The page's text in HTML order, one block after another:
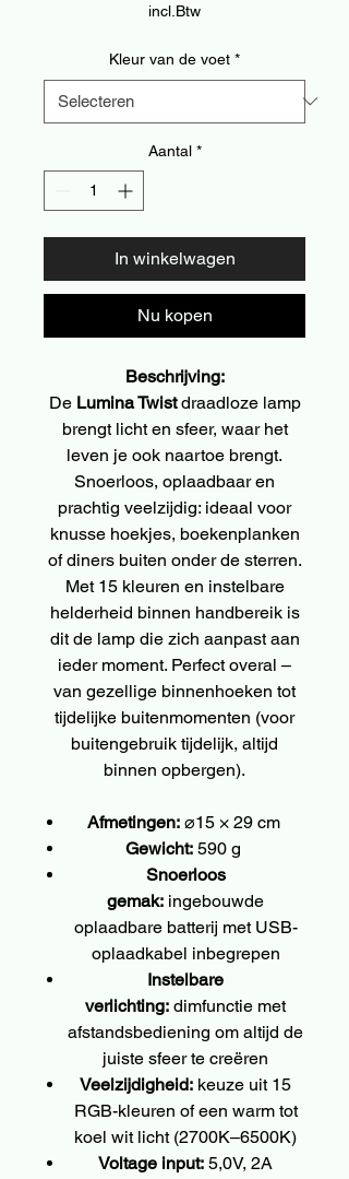
incl.Btw
Kleur van de voet *
Aantal *
In winkelwagen
Nu kopen
Beschrijving:
De Lumina Twistdraadloze lamp
brengt licht en sfeer, waar het
leven je ook naartoe brengt.
Snoerloos, oplaadbaar en
prachtig veelzijdig: ideaal voor
knusse hoekjes, boekenplanken
of diners buiten onder de sterren.
Met 15 kleuren en instelbare
helderheid binnen handbereik is
dit de lamp die zich aanpast aan
ieder moment. Perfect overal –
van gezellige binnenhoeken tot
tijdelijke buitenmomenten (voor
buitengebruik tijdelijk, altijd
binnen opbergen).
Afmetingen:⌀15 × 29 cm
Gewicht: 590 g
Snoerloos
gemak: ingebouwde
oplaadbare batterij met USB-
oplaadkabel inbegrepen
Instelbare
verlichting: dimfunctie met
afstandsbediening om altijd de
juiste sfeer te creëren
Veelzijdigheid: keuze uit 15
RGB-kleuren of een warm tot
koel wit licht (2700K–6500K)
Voltage input: 5,0V, 2A